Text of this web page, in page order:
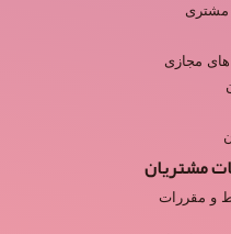
مشتری
مجازی
مشتریان
و مقررات